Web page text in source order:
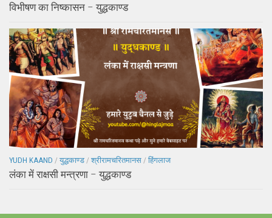
विभीषण का निष्कासन – युद्धकाण्ड
YUDH KAAND / युद्धकाण्ड / श्रीरामचरितमानस / हिंगलाज
लंका में राक्षसी मन्त्रणा – युद्धकाण्ड